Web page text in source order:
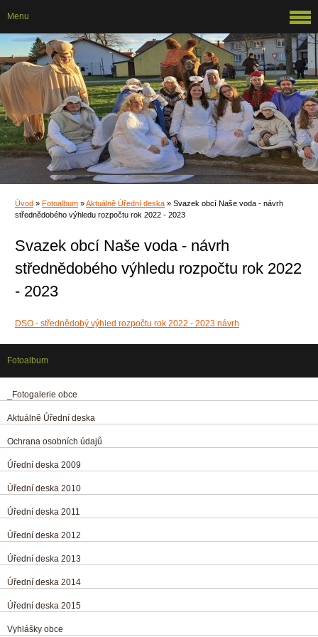
Úvod » Fotoalbum »Aktuálně Úřední deska » Svazek obcí Naše voda - návrh
střednědobého výhledu rozpočtu rok 2022 - 2023
Svazek obcí Naše voda - návrh
střednědobého výhledu rozpočtu rok 2022
- 2023
DSO - střednědobý výhled rozpočtu rok 2022 - 2023 návrh
Menu
Fotoalbum
_Fotogalerie obce
Aktuálně Úřední deska
Ochrana osobních údajů
Úřední deska 2009
Úřední deska 2010
Úřední deska 2011
Úřední deska 2012
Úřední deska 2013
Úřední deska 2014
Úřední deska 2015
Vyhlášky obce